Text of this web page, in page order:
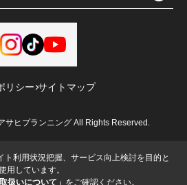
リシー サイトマップ
サヒプランニング All Rights Reserved.
ト利用状況把握、サービス向上検討を目的と
用しています。
扱いについて」 をご確認ください。